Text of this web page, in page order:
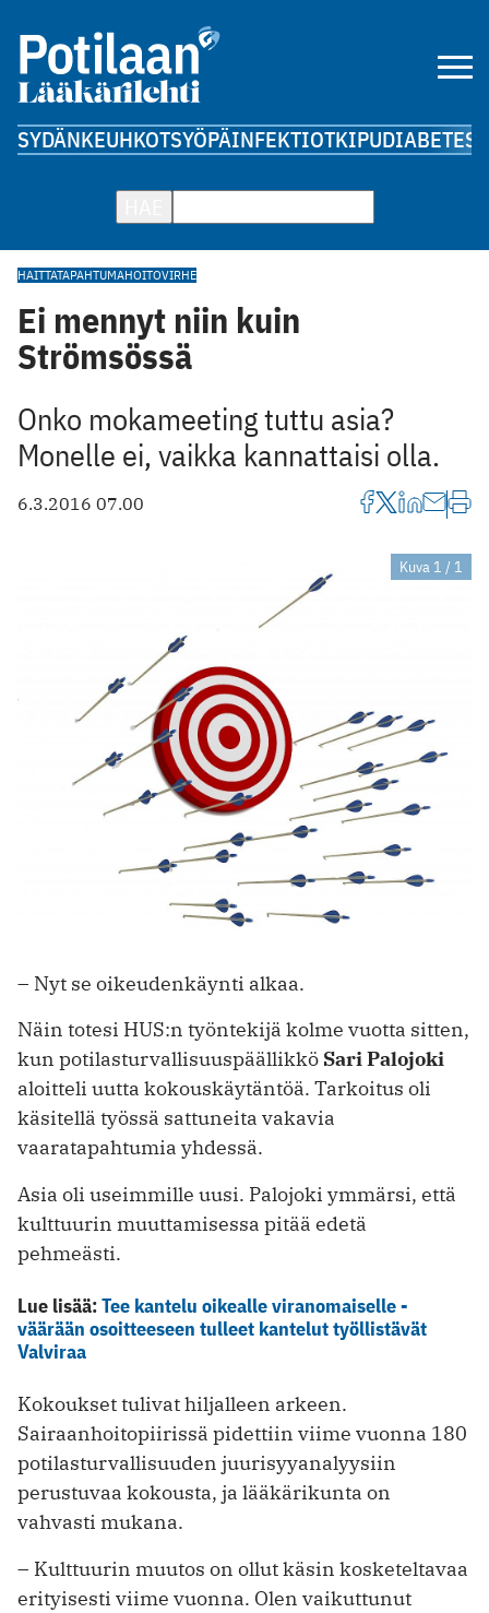
SYDÄNKEUHKOTSYÖPÄINFEKTIOTKIPUDIABETES
HAITTATAPAHTUMAHOITOVIRHE
Ei mennyt niin kuin
Strömsössä
Onko mokameeting tuttu asia?
Monelle ei, vaikka kannattaisi olla.
6.3.2016 07.00
Kuva 1 / 1
– Nyt se oikeudenkäynti alkaa.
Näin totesi HUS:n työntekijä kolme vuotta sitten,
kun potilasturvallisuuspäällikkö Sari Palojoki
aloitteli uutta ­kokouskäytäntöä. Tarkoitus oli
käsitellä työssä sattuneita vakavia
vaaratapahtumia yhdessä.
Asia oli useimmille uusi. Palojoki ymmärsi, että
kulttuurin muuttamisessa pitää edetä
pehmeästi.
Lue lisää:Tee kantelu oikealle viranomaiselle -
väärään osoitteeseen tulleet kantelut työllistävät
Valviraa
Kokoukset tulivat hiljalleen arkeen.
Sairaanhoitopiirissä pidettiin viime vuonna 180
potilasturvallisuuden juurisyyanalyysiin
perustuvaa kokousta, ja lääkärikunta on
vahvasti mukana.
– Kulttuurin muutos on ollut käsin kosketeltavaa
erityisesti viime vuonna. Olen vaikuttunut